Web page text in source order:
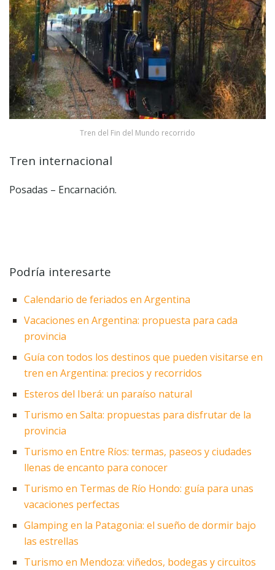
Tren del Fin del Mundo recorrido
Tren internacional
Posadas – Encarnación.
Podría interesarte
Calendario de feriados en Argentina
Vacaciones en Argentina: propuesta para cada
provincia
Guía con todos los destinos que pueden visitarse en
tren en Argentina: precios y recorridos
Esteros del Iberá: un paraíso natural
Turismo en Salta: propuestas para disfrutar de la
provincia
Turismo en Entre Ríos: termas, paseos y ciudades
llenas de encanto para conocer
Turismo en Termas de Río Hondo: guía para unas
vacaciones perfectas
Glamping en la Patagonia: el sueño de dormir bajo
las estrellas
Turismo en Mendoza: viñedos, bodegas y circuitos